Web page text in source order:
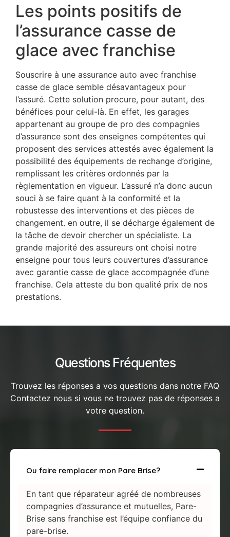
Les points positifs de
l’assurance casse de
glace avec franchise
Souscrire à une assurance auto avec franchise
casse de glace semble désavantageux pour
l’assuré. Cette solution procure, pour autant, des
bénéfices pour celui-là. En effet, les garages
appartenant au groupe de pro des compagnies
d’assurance sont des enseignes compétentes qui
proposent des services attestés avec également la
possibilité des équipements de rechange d’origine,
remplissant les critères ordonnés par la
règlementation en vigueur. L’assuré n’a donc aucun
souci à se faire quant à la conformité et la
robustesse des interventions et des pièces de
changement. en outre, il se décharge également de
la tâche de devoir chercher un spécialiste. La
grande majorité des assureurs ont choisi notre
enseigne pour tous leurs couvertures d’assurance
avec garantie casse de glace accompagnée d’une
franchise. Cela atteste du bon qualité prix de nos
prestations.
Questions Fréquentes
Trouvez les réponses a vos questions dans notre FAQ
Contactez nous si vous ne trouvez pas de réponses a
votre question.
Ou faire remplacer mon Pare Brise?
En tant que réparateur agréé de nombreuses
compagnies d’assurance et mutuelles, Pare-
Brise sans franchise est l’équipe confiance du
pare-brise.